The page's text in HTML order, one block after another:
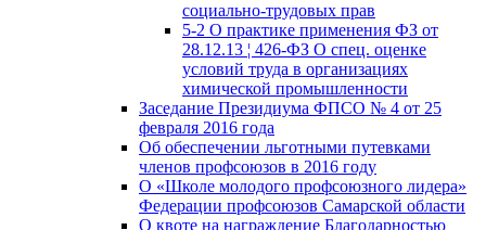
социально-трудовых прав
5-2 О практике применения ФЗ от
28.12.13 ¦ 426-ФЗ О спец. оценке
условий труда в организациях
химической промышленности
Заседание Президиума ФПСО № 4 от 25
февраля 2016 года
Об обеспечении льготными путевками
членов профсоюзов в 2016 году
О «Школе молодого профсоюзного лидера»
Федерации профсоюзов Самарской области
О квоте на награждение Благодарностью